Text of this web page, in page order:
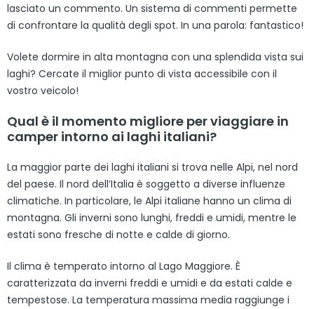
lasciato un commento. Un sistema di commenti permette
di confrontare la qualità degli spot. In una parola: fantastico!
Volete dormire in alta montagna con una splendida vista sui
laghi? Cercate il miglior punto di vista accessibile con il
vostro veicolo!
Qual è il momento migliore per viaggiare in
camper intorno ai laghi italiani?
La maggior parte dei laghi italiani si trova nelle Alpi, nel nord
del paese. Il nord dell’Italia è soggetto a diverse influenze
climatiche. In particolare, le Alpi italiane hanno un clima di
montagna. Gli inverni sono lunghi, freddi e umidi, mentre le
estati sono fresche di notte e calde di giorno.
Il clima è temperato intorno al Lago Maggiore. È
caratterizzata da inverni freddi e umidi e da estati calde e
tempestose. La temperatura massima media raggiunge i